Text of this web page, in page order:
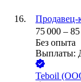
Продавец-
75 000 –
Без опыта
Выплаты:
Teboil